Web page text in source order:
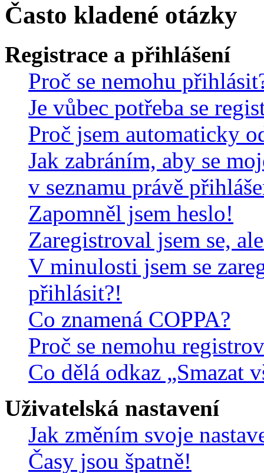
Často kladené otázky
Registrace a přihlášení
Proč se nemohu
Je vůbec potřeba se
Proč jsem automaticky
Jak zabráním, aby se
v seznamu právě
Zapomněl jsem heslo!
Zaregistroval jsem se,
V minulosti jsem se
přihlásit?!
Co znamená COPPA?
Proč se nemohu
Co dělá odkaz „Smazat
Uživatelská nastavení
Jak změním svoje
Časy jsou špatně!